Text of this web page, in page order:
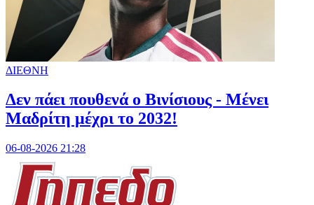
ΔΙΕΘΝΗ
Δεν πάει πουθενά ο Βινίσιους - Μένει
Μαδρίτη μέχρι το 2032!
06-08-2026 21:28